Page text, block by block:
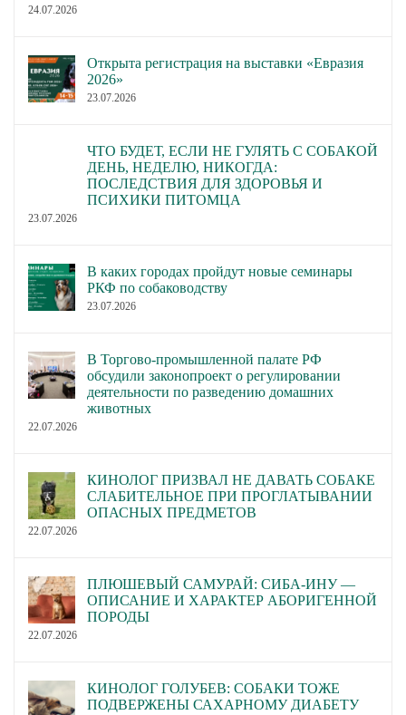
24.07.2026
Открыта регистрация на выставки «Евразия
2026»
23.07.2026
ЧТО БУДЕТ, ЕСЛИ НЕ ГУЛЯТЬ С СОБАКОЙ
ДЕНЬ, НЕДЕЛЮ, НИКОГДА:
ПОСЛЕДСТВИЯ ДЛЯ ЗДОРОВЬЯ И
ПСИХИКИ ПИТОМЦА
23.07.2026
В каких городах пройдут новые семинары
РКФ по собаководству
23.07.2026
В Торгово-промышленной палате РФ
обсудили законопроект о регулировании
деятельности по разведению домашних
животных
22.07.2026
КИНОЛОГ ПРИЗВАЛ НЕ ДАВАТЬ СОБАКЕ
СЛАБИТЕЛЬНОЕ ПРИ ПРОГЛАТЫВАНИИ
ОПАСНЫХ ПРЕДМЕТОВ
22.07.2026
ПЛЮШЕВЫЙ САМУРАЙ: СИБА-ИНУ —
ОПИСАНИЕ И ХАРАКТЕР АБОРИГЕННОЙ
ПОРОДЫ
22.07.2026
КИНОЛОГ ГОЛУБЕВ: СОБАКИ ТОЖЕ
ПОДВЕРЖЕНЫ САХАРНОМУ ДИАБЕТУ